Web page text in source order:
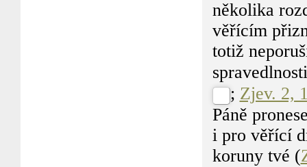
několika
věřícím
totiž
; Zjev. 2,
Páně
i pro věřící
koruny tvé (